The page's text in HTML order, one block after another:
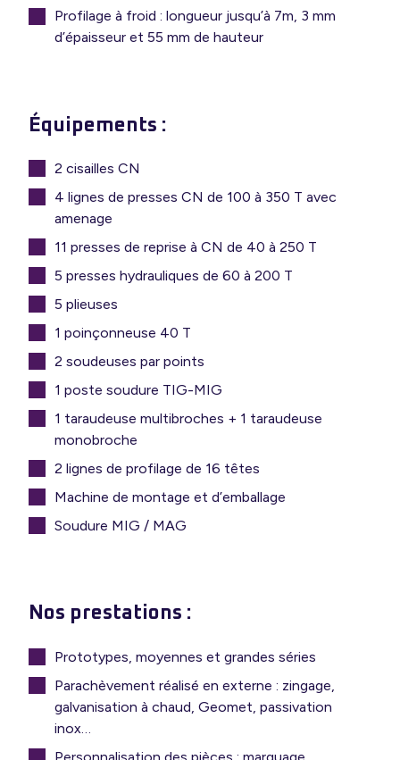
Profilage à froid : longueur jusqu’à 7m, 3 mm
d’épaisseur et 55 mm de hauteur
Équipements :
2 cisailles CN
4 lignes de presses CN de 100 à 350 T avec
amenage
11 presses de reprise à CN de 40 à 250 T
5 presses hydrauliques de 60 à 200 T
5 plieuses
1 poinçonneuse 40 T
2 soudeuses par points
1 poste soudure TIG-MIG
1 taraudeuse multibroches + 1 taraudeuse
monobroche
2 lignes de profilage de 16 têtes
Machine de montage et d’emballage
Soudure MIG / MAG
Nos prestations :
Prototypes, moyennes et grandes séries
Parachèvement réalisé en externe : zingage,
galvanisation à chaud, Geomet, passivation
inox…
Personnalisation des pièces : marquage